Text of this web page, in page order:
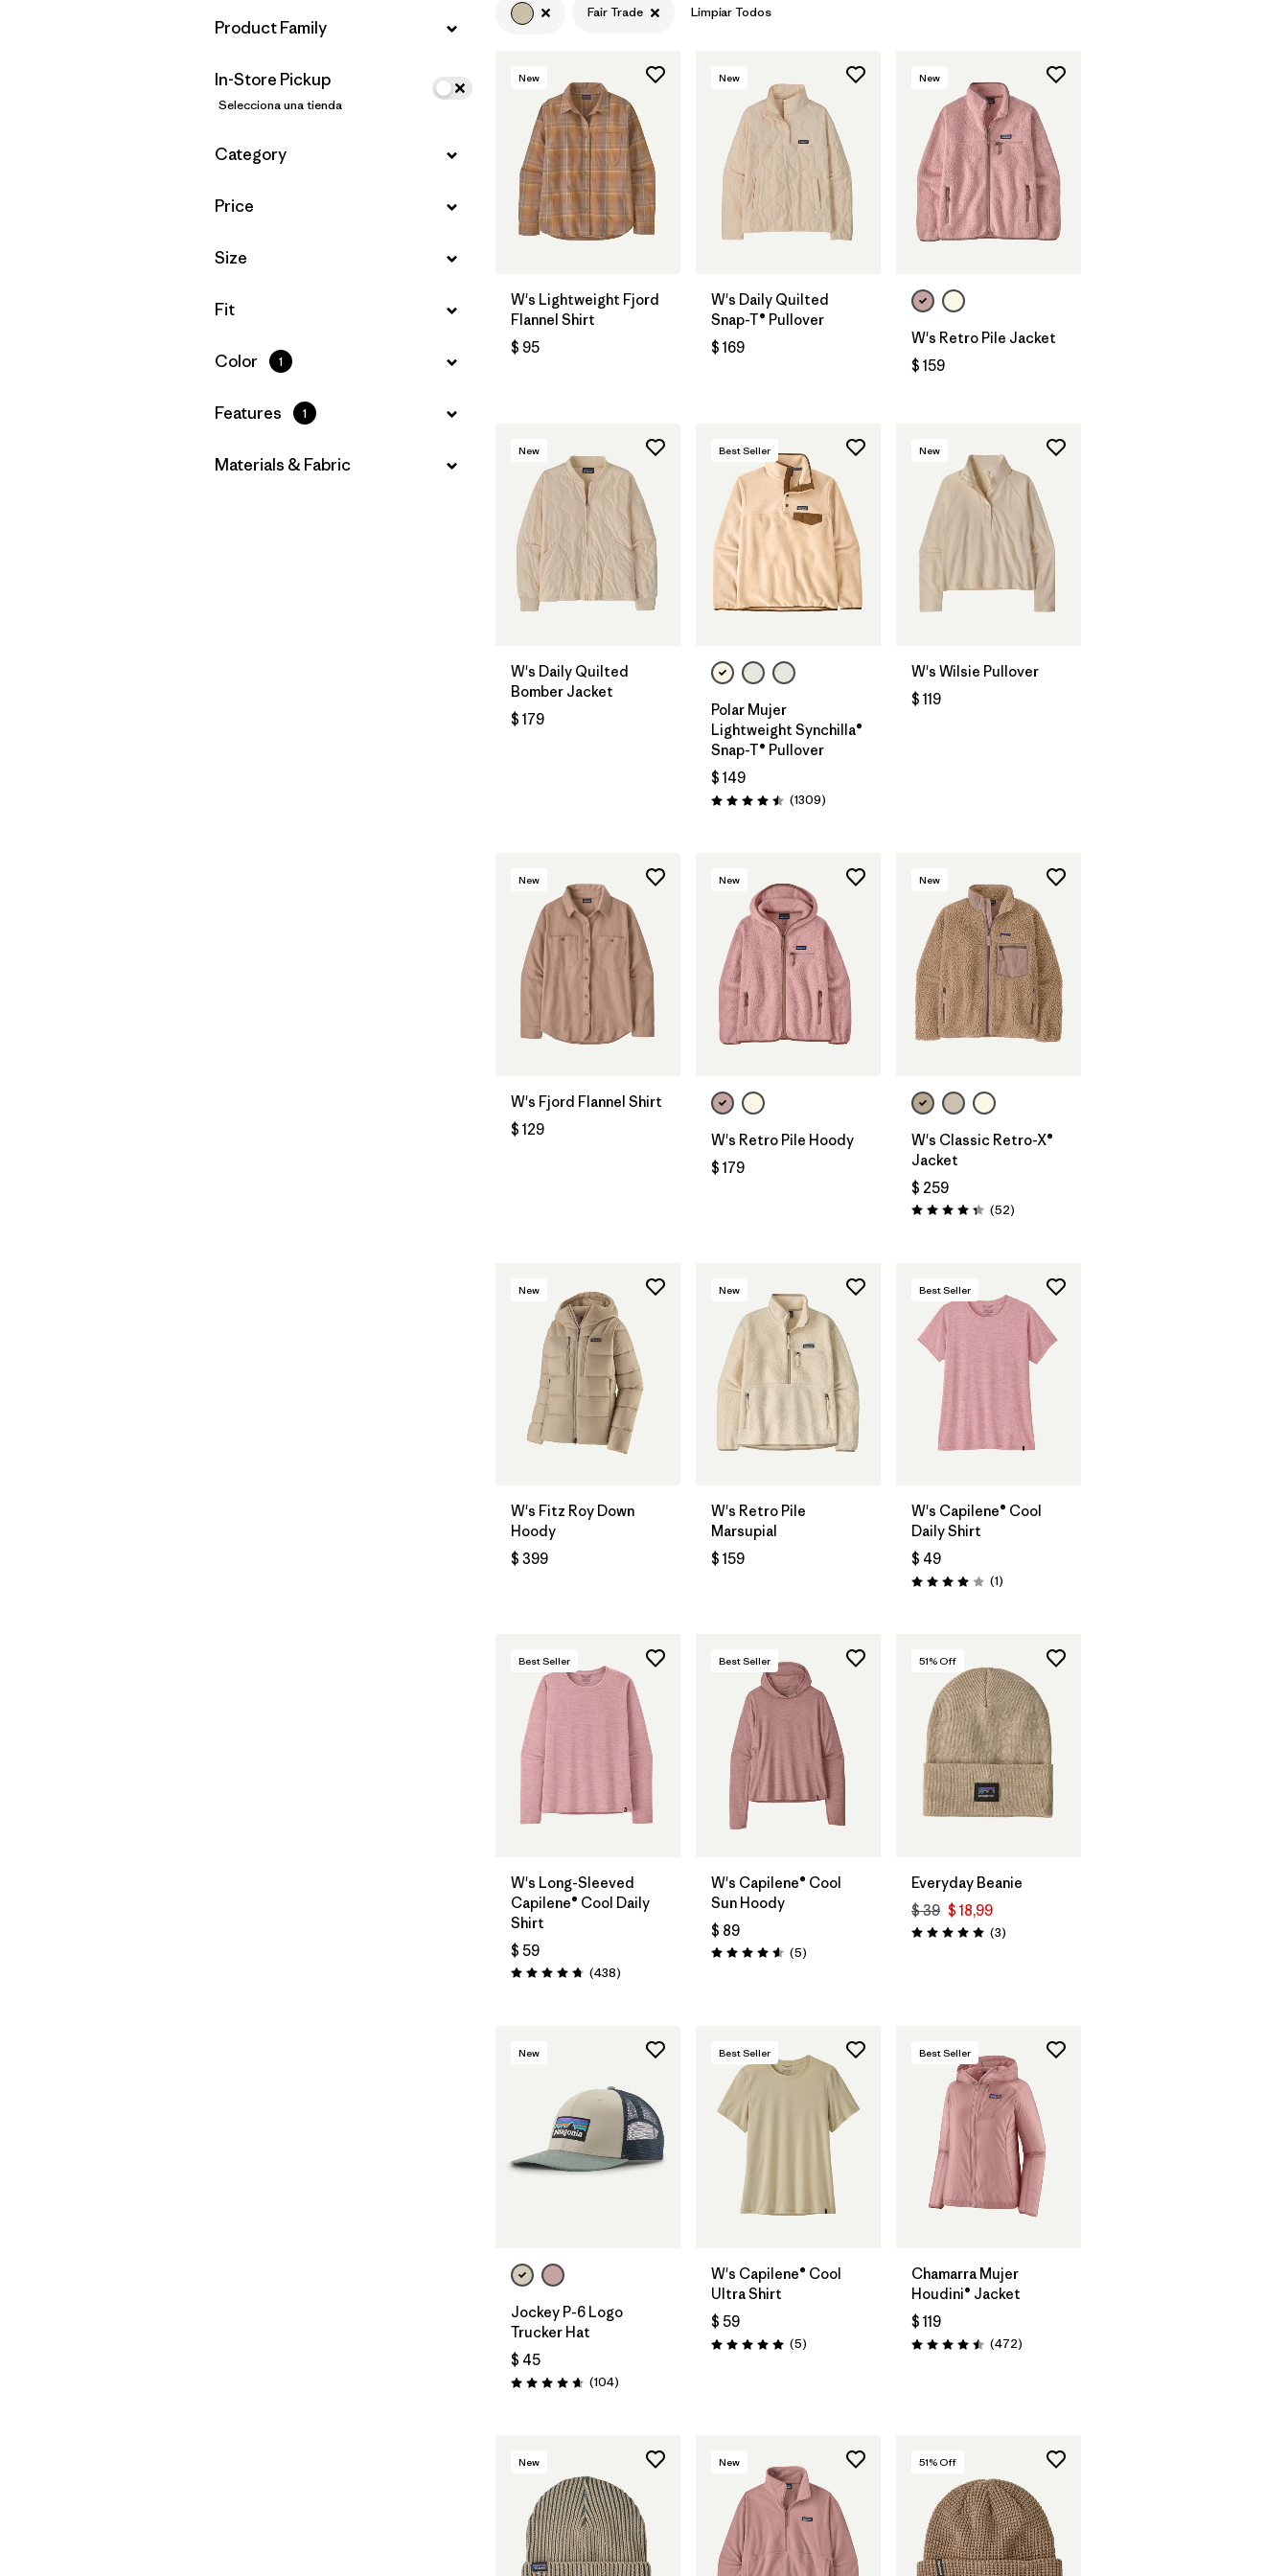
Filtrar por
Features
Filtrar por
Materials & Fabric
Filtrar por
Product Family
In-Store Pickup
Selecciona una tienda
Filtrar por
Category
Filtrar por
Price
Filtrar por
Size
Filtrar por
Fit
Filtrar por
Color 1
Filtrar por
Features 1
Filtrar por
Materials & Fabric
Fair Trade Limpiar Todos
New
W's Lightweight Fjord
Flannel Shirt
$ 95
New
W's Daily Quilted
Snap-T® Pullover
$ 169
New
W's Retro Pile Jacket
$ 159
New
W's Daily Quilted
Bomber Jacket
$ 179
Best Seller
Polar Mujer
Lightweight Synchilla®
Snap-T® Pullover
$ 149
Valoración: 4.5 / 5
(1309Comentarios
)
New
W's Wilsie Pullover
$ 119
New
W's Fjord Flannel Shirt
$ 129
New
W's Retro Pile Hoody
$ 179
New
W's Classic Retro-X®
Jacket
$ 259
Valoración: 4.3 / 5
(52Comentarios
)
New
W's Fitz Roy Down
Hoody
$ 399
New
W's Retro Pile
Marsupial
$ 159
Best Seller
W's Capilene® Cool
Daily Shirt
$ 49
Valoración: 4.0 / 5
(1Comentarios
)
Best Seller
W's Long-Sleeved
Capilene® Cool Daily
Shirt
$ 59
Valoración: 4.7 / 5
(438Comentarios
)
Best Seller
W's Capilene® Cool
Sun Hoody
$ 89
Valoración: 4.6 / 5
(5Comentarios
)
Agregar a la
Bolsa
51% Off
Everyday Beanie
$ 39 $ 18,99
Valoración: 5.0 / 5
(3Comentarios
)
New
Jockey P-6 Logo
Trucker Hat
$ 45
Valoración: 4.7 / 5
(104Comentarios
)
Best Seller
W's Capilene® Cool
Ultra Shirt
$ 59
Valoración: 5.0 / 5
(5Comentarios
)
Best Seller
Chamarra Mujer
Houdini® Jacket
$ 119
Valoración: 4.5 / 5
(472Comentarios
)
New New 51% Off